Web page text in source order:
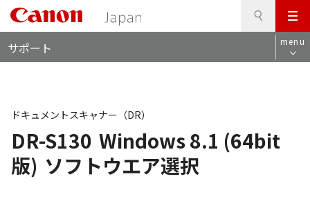
メ
ニ
ュ
サポート menu
DR-S130 Windows 8.1 (64bit
版) ソフトウエア選択
ドキュメントスキャナー（DR）